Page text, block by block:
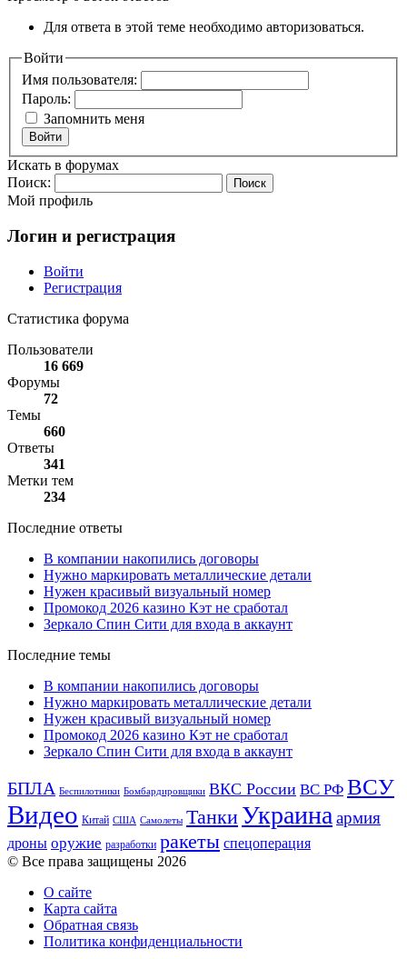
Для ответа в этой теме необходимо авторизоваться.
Войти
Имя пользователя:
Пароль:
Запомнить меня
Войти
Искать в форумах
Поиск:
Мой профиль
Логин и регистрация
Войти
Регистрация
Статистика форума
Пользователи
16 669
Форумы
72
Темы
660
Ответы
341
Метки тем
234
Последние ответы
В компании накопились договоры
Нужно маркировать металлические детали
Нужен красивый визуальный номер
Промокод 2026 казино Кэт не сработал
Зеркало Спин Сити для входа в аккаунт
Последние темы
В компании накопились договоры
Нужно маркировать металлические детали
Нужен красивый визуальный номер
Промокод 2026 казино Кэт не сработал
Зеркало Спин Сити для входа в аккаунт
БПЛА Беспилотники Бомбардировщики ВКС России ВС РФ ВСУ
Видео Китай США Самолеты Танки Украина армия
дроны оружие разработки ракеты спецоперация
© Все права защищены 2026
О сайте
Карта сайта
Обратная связь
Политика конфиденциальности